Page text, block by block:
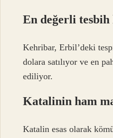
En değerli tesbih
Kehribar, Erbil’deki
dolara satılıyor ve en
ediliyor.
Katalinin ham
Katalin esas olarak